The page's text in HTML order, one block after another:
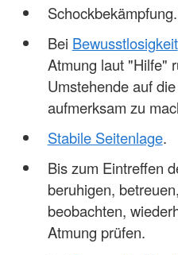
Schockbekämpfung.
Bei Bewusstlosigkeit
Atmung laut "Hilfe"
Umstehende auf
aufmerksam zu
Stabile Seitenlage.
Bis zum Eintreffen
beruhigen,
beobachten,
Atmung prüfen.